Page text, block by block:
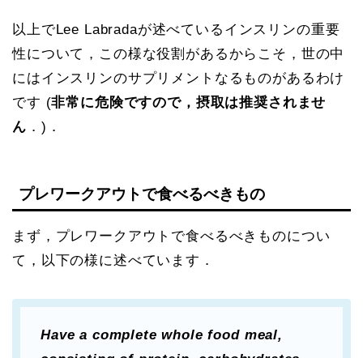
以上でLee Labradaが述べているインスリンの重要
性について，この様な役割があるからこそ，世の中
にはインスリンのサプリメントなるものがあるわけ
です (非常に危険ですので，摂取は推奨されませ
ん ．)．
プレワークアウトで食べるべきもの
まず，プレワークアウトで食べるべきものについ
て，以下の様に述べています．
Have a complete whole food meal,